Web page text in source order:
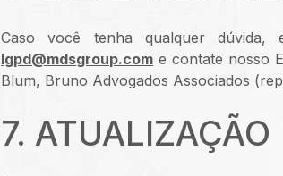
Caso você tenha qualquer
lgpd@mdsgroup.com e contate nosso
Blum, Bruno Advogados Associados
7. ATUALIZAÇÃO